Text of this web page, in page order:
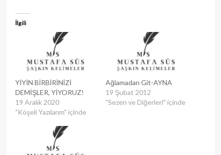
İlgili
YİYİN BİRBİRİNİZİ
DEMİŞLER, YİYORUZ!
19 Aralık 2020
"Köşeli Yazılarım" içinde
Ağlamadan Git-AYNA
19 Şubat 2012
"Sezen ve Diğerleri" içinde